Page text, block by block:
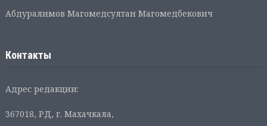
Абдуралимов Магомедсултан Магомедбекович
Контакты
Адрес редакции:
367018, РД, г. Махачкала,